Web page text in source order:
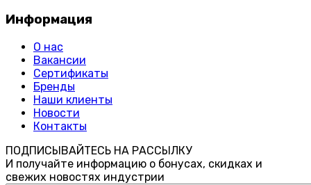
Информация
О нас
Вакансии
Сертификаты
Бренды
Наши клиенты
Новости
Контакты
ПОДПИСЫВАЙТЕСЬ НА РАССЫЛКУ
И получайте информацию о бонусах, скидках и
свежих новостях индустрии